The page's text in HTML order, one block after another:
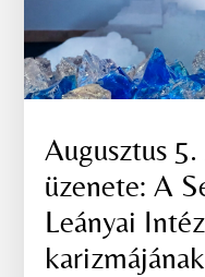
Augusztus
üzenete: A
Leányai